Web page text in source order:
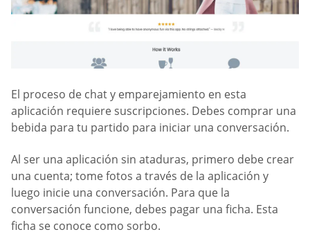
El proceso de chat y emparejamiento en esta
aplicación requiere suscripciones. Debes comprar una
bebida para tu partido para iniciar una conversación.
Al ser una aplicación sin ataduras, primero debe crear
una cuenta; tome fotos a través de la aplicación y
luego inicie una conversación. Para que la
conversación funcione, debes pagar una ficha. Esta
ficha se conoce como sorbo.